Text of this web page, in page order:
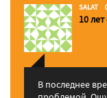
SALAT
10
В последнее